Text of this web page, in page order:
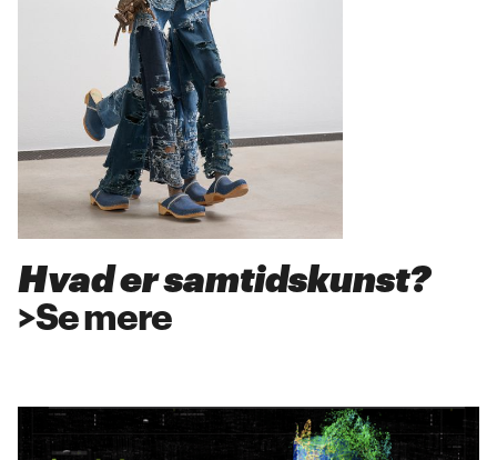
Hvad er samtidskunst?
>Se mere